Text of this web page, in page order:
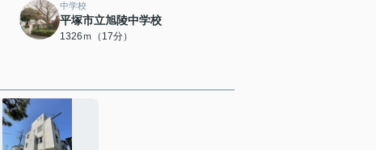
中学校
平塚市立旭陵中学校
1326ｍ（17分）